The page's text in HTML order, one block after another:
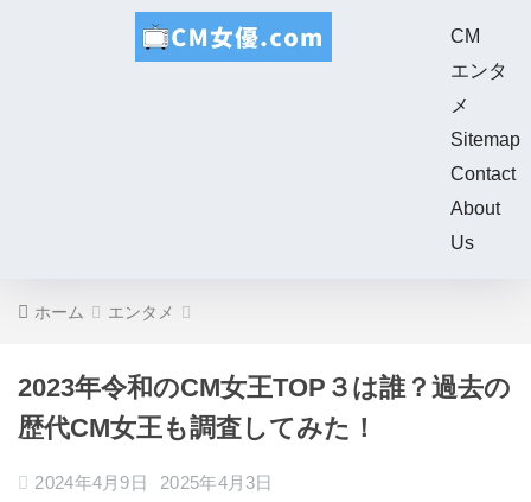
CM
エンタ
メ
Sitemap
Contact
About
Us
ホーム エンタメ
2023年令和のCM女王TOP３は誰？過去の
歴代CM女王も調査してみた！
2024年4月9日 2025年4月3日